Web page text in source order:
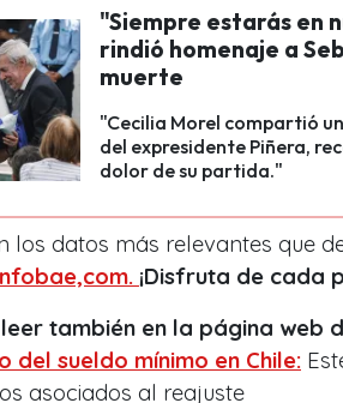
"Siempre estarás en
rindió homenaje a
muerte
"Cecilia Morel compartió
del expresidente Piñera,
dolor de su partida."
los datos más relevantes que
¡Disfruta de cada
leer también en la página web
del sueldo mínimo en Chile:
asociados al reajuste